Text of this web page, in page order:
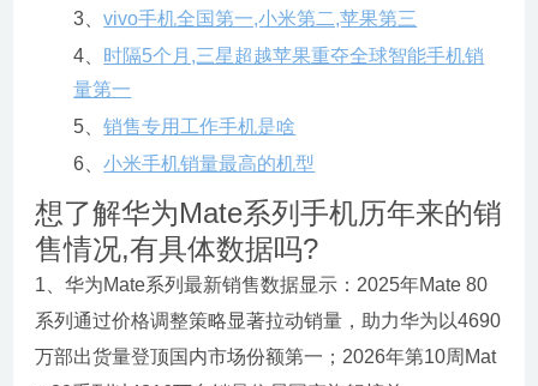
3、vivo手机全国第一,小米第二,苹果第三
4、 时隔5个月,三星超越苹果重夺全球智能手机销
量第一
5、销售专用工作手机是啥
6、小米手机销量最高的机型
想了解华为Mate系列手机历年来的销
售情况,有具体数据吗?
1、华为Mate系列最新销售数据显示：2025年Mate 80
系列通过价格调整策略显著拉动销量，助力华为以4690
万部出货量登顶国内市场份额第一；2026年第10周Mat